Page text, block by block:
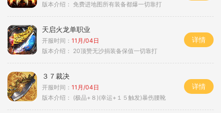
版本介绍： 免费进地图所有装备都爆一切靠打
天启火龙单职业
开服时间： 11月/04日
版本介绍： 20顶赞无沙捐装备保值一切靠打
详情
３７裁决
开服时间： 11月/04日
版本介绍： (极品+８)(幸运+１５触发)暴伤腰靴
详情